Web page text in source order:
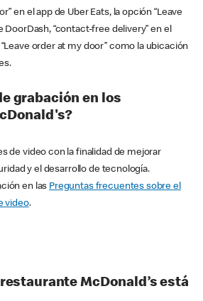
en el app de Uber Eats, la opción “Leave
DoorDash, “contact-free delivery” en el
order at my door” como la ubicación
grabación en los
de video con la finalidad de mejorar
y el desarrollo de tecnología.
en las Preguntas frecuentes sobre el
video.
McDonald’s está